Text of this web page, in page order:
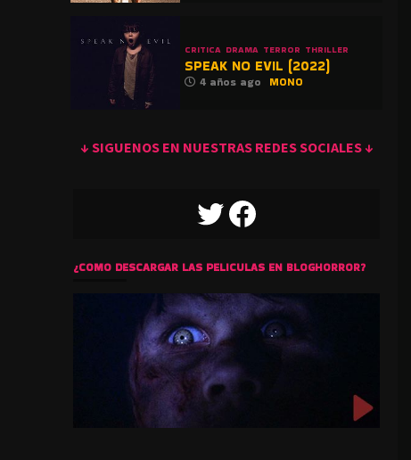
CRITICA DRAMA TERROR THRILLER
SPEAK NO EVIL (2022)
4 años ago MONO
↓ SIGUENOS EN NUESTRAS REDES SOCIALES ↓
TWITTERFACEBOOK
¿COMO DESCARGAR LAS PELICULAS EN BLOGHORROR?